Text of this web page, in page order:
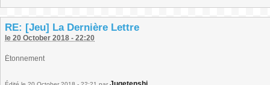
RE: [Jeu] La Dernière Lettre
le 20 October 2018 - 22:20
Étonnement